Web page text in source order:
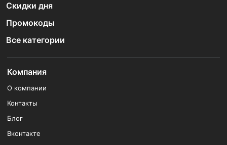
Скидки дня
Промокоды
Все категории
Компания
О компании
Контакты
Блог
Вконтакте